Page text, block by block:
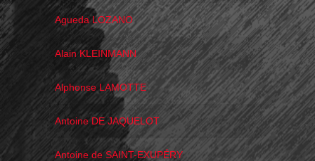
Agueda LOZANO
Alain KLEINMANN
Alphonse LAMOTTE
Antoine DE JAQUELOT
Antoine de SAINT-EXUPÉRY